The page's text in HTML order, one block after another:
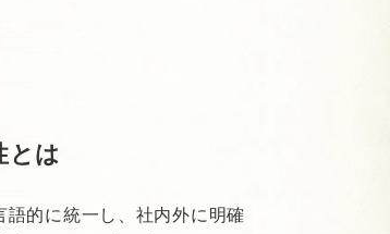
とは
的に統一し、社内外に明確